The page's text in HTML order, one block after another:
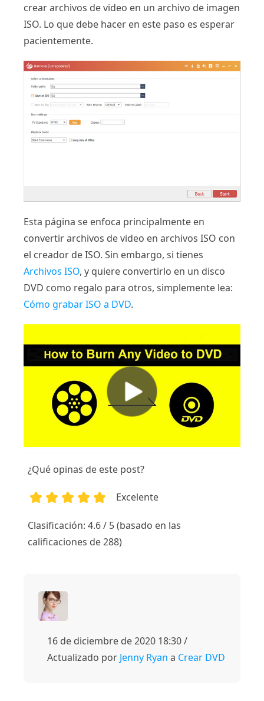
crear archivos de video en un archivo de imagen
ISO. Lo que debe hacer en este paso es esperar
pacientemente.
Esta página se enfoca principalmente en
convertir archivos de video en archivos ISO con
el creador de ISO. Sin embargo, si tienes
Archivos ISO, y quiere convertirlo en un disco
DVD como regalo para otros, simplemente lea:
Cómo grabar ISO a DVD.
¿Qué opinas de este post?
Excelente
Clasificación: 4.6 / 5 (basado en las
calificaciones de 288)
16 de diciembre de 2020 18:30 /
Actualizado por Jenny Ryan a Crear DVD